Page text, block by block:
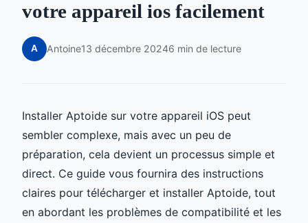
votre appareil ios facilement
A Antoine13 décembre 20246 min de lecture
Installer Aptoide sur votre appareil iOS peut
sembler complexe, mais avec un peu de
préparation, cela devient un processus simple et
direct. Ce guide vous fournira des instructions
claires pour télécharger et installer Aptoide, tout
en abordant les problèmes de compatibilité et les